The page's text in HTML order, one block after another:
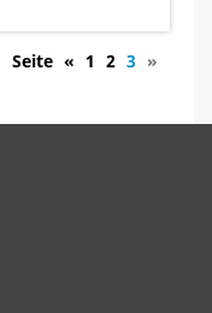
Seite « 1 2 3 »